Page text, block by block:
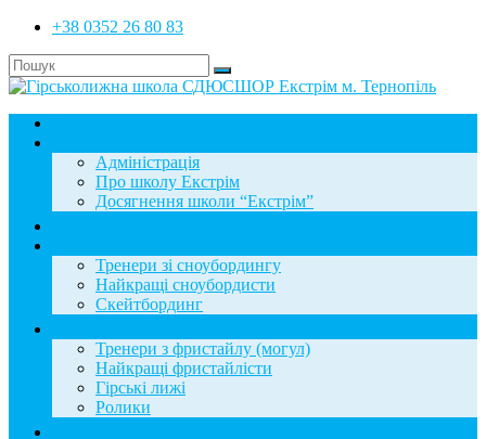
+38 0352 26 80 83
Адміністрація
Про школу Екстрім
Досягнення школи “Екстрім”
Тренери зі сноубордингу
Найкращі сноубордисти
Скейтбординг
Тренери з фристайлу (могул)
Найкращі фристайлісти
Гірські лижі
Ролики